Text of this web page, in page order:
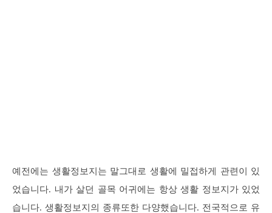
예전에는 생활정보지는 말그대로 생활에 밀접하게 관련이 있
었습니다. 내가 살던 골목 어귀에는 항상 생활 정보지가 있었
습니다. 생활정보지의 종류또한 다양했습니다. 전국적으로 유